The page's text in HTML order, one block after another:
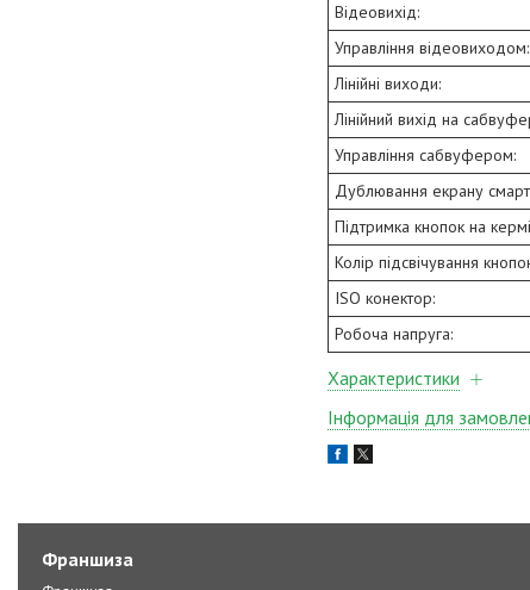
Відеовихід:
Управління відеовиходом:
Лінійні виходи:
Лінійний вихід на
Управління сабвуфером:
Дублювання екрану
Підтримка кнопок на
Колір підсвічування
ISO конектор:
Робоча напруга:
Характеристики
Інформація для
Франшиза